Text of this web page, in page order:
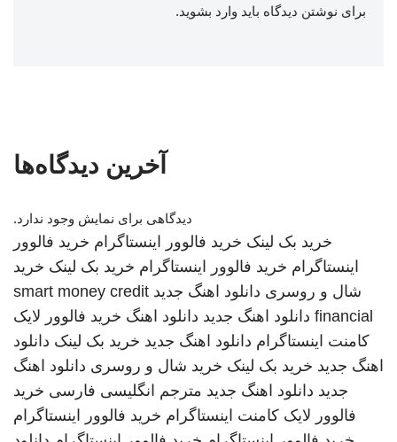
برای نوشتن دیدگاه باید وارد بشوید.
آخرین دیدگاه‌ها
دیدگاهی برای نمایش وجود ندارد.
خرید بک لینک خرید فالوور اینستاگرام خرید فالوور
اینستاگرام خرید فالوور اینستاگرام خرید بک لینک خرید
شال و روسری دانلود اهنگ جدید smart money credit
financial دانلود اهنگ جدید دانلود اهنگ خرید فالوور لایک
کامنت اینستاگرام دانلود اهنگ جدید خرید بک لینک دانلود
اهنگ جدید خرید بک لینک خرید شال و روسری دانلود اهنگ
جدید دانلود اهنگ جدید مترجم انگلیسی فارسی خرید
فالوور لایک کامنت اینستاگرام خرید فالوور اینستاگرام